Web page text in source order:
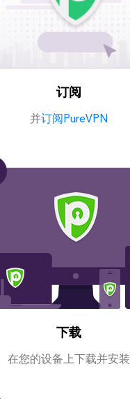
订阅
并订阅PureVPN
下载
在您的设备上下载并安装